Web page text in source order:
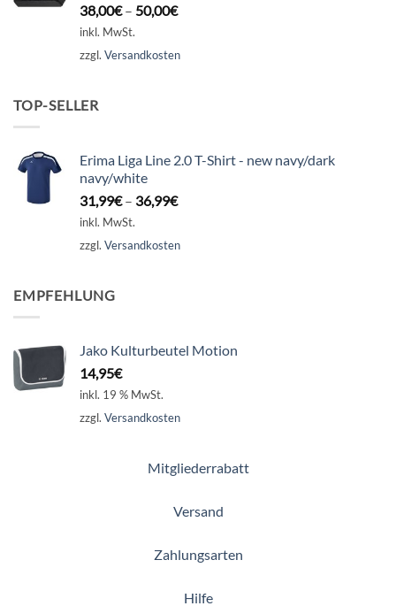
38,00€– 50,00€
inkl. MwSt.
zzgl. Versandkosten
TOP-SELLER
Erima Liga Line 2.0 T-Shirt - new navy/dark
navy/white
31,99€– 36,99€
inkl. MwSt.
zzgl. Versandkosten
EMPFEHLUNG
Jako Kulturbeutel Motion
14,95€
inkl. 19 % MwSt.
zzgl. Versandkosten
Mitgliederrabatt
Versand
Zahlungsarten
Hilfe